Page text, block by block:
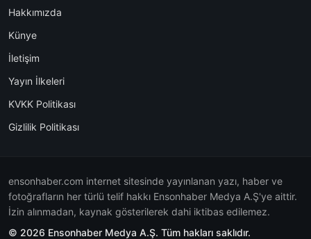
Hakkımızda
Künye
İletişim
Yayın İlkeleri
KVKK Politikası
Gizlilik Politikası
ensonhaber.com internet sitesinde yayınlanan yazı, haber ve
fotoğrafların her türlü telif hakkı Ensonhaber Medya A.Ş'ye aittir.
İzin alınmadan, kaynak gösterilerek dahi iktibas edilemez.
© 2026 Ensonhaber Medya A.Ş. Tüm hakları saklıdır.